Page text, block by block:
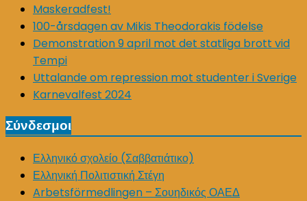
Maskeradfest!
100-årsdagen av Mikis Theodorakis födelse
Demonstration 9 april mot det statliga brott vid
Tempi
Uttalande om repression mot studenter i Sverige
Karnevalfest 2024
Σύνδεσμοι
Ελληνικό σχολείο (Σαββατιάτικο)
Ελληνική Πολιτιστική Στέγη
Arbetsförmedlingen – Σουηδικός ΟΑΕΔ